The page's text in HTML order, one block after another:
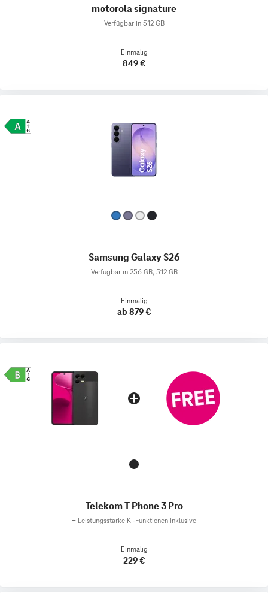
motorola signature
Verfügbar in 512 GB
Einmalig
849 €
Samsung Galaxy S26
Verfügbar in 256 GB, 512 GB
Einmalig
ab 879 €
Telekom T Phone 3 Pro
+ Leistungsstarke KI-Funktionen inklusive
Einmalig
229 €